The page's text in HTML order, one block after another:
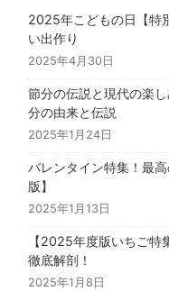
2025年こどもの日【特
い出作り
2025年4月30日
節分の伝説と現代の楽
分の由来と伝説
2025年1月24日
バレンタイン特集！最
版】
2025年1月13日
【2025年度版いちご特
徹底解剖！
2025年1月8日